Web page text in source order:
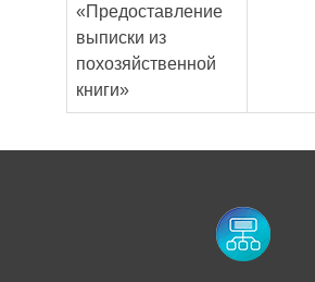
«Предоставление
выписки из
похозяйственной
книги»